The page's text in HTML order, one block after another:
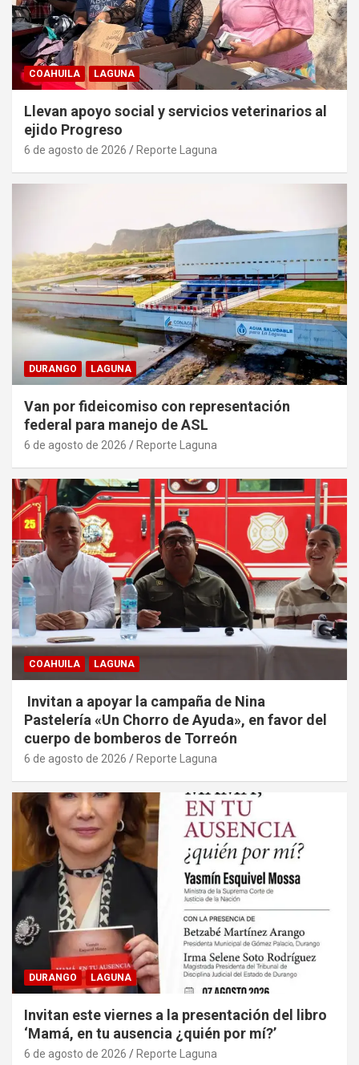
COAHUILA LAGUNA
Llevan apoyo social y servicios veterinarios al
ejido Progreso
6 de agosto de 2026 Reporte Laguna
DURANGO LAGUNA
Van por fideicomiso con representación
federal para manejo de ASL
6 de agosto de 2026 Reporte Laguna
COAHUILA LAGUNA
Invitan a apoyar la campaña de Nina
Pastelería «Un Chorro de Ayuda», en favor del
cuerpo de bomberos de Torreón
6 de agosto de 2026 Reporte Laguna
DURANGO LAGUNA
Invitan este viernes a la presentación del libro
‘Mamá, en tu ausencia ¿quién por mí?’
6 de agosto de 2026 Reporte Laguna